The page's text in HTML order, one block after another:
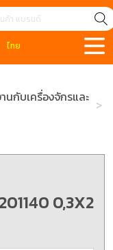
ไทย
กับเครื่องจักรและ
0,3X2